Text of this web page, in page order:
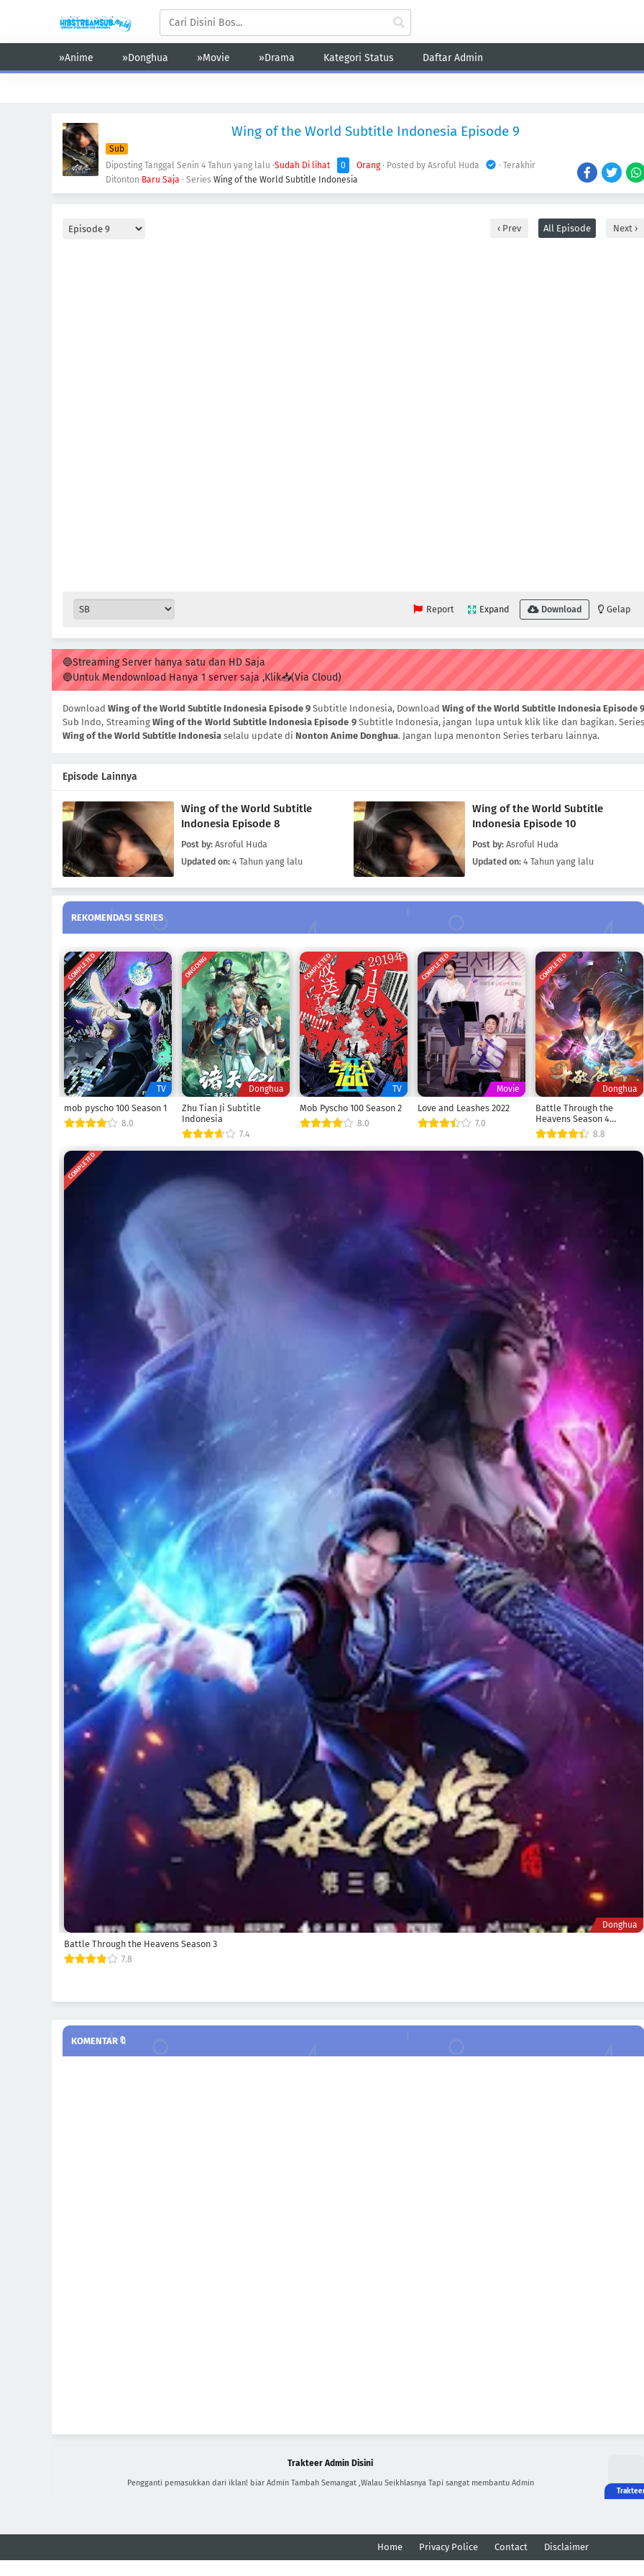
»Anime »Donghua »Movie »Drama Kategori Status Daftar Admin
Wing of the World Subtitle Indonesia Episode 9
Sub
Diposting Tanggal Senin 4 Tahun yang lalu ·Sudah Di lihat 0 Orang · Posted by Asroful Huda
· Terakhir
Ditonton Baru Saja · Series Wing of the World Subtitle Indonesia
Prev All Episode Next
Report Expand Download Gelap
🔵Streaming Server hanya satu dan HD Saja
🔵Untuk Mendownload Hanya 1 server saja ,Klik📥(Via Cloud)
Download Wing of the World Subtitle Indonesia Episode 9 Subtitle Indonesia, Download Wing of the World Subtitle Indonesia Episode 9
Sub Indo, Streaming Wing of the World Subtitle Indonesia Episode 9Subtitle Indonesia, jangan lupa untuk klik like dan bagikan. Series
Wing of the World Subtitle Indonesia selalu update di Nonton Anime Donghua. Jangan lupa menonton Series terbaru lainnya.
Episode Lainnya
Wing of the World Subtitle
Indonesia Episode 8
Post by: Asroful Huda
Updated on: 4 Tahun yang lalu
Wing of the World Subtitle
Indonesia Episode 10
Post by: Asroful Huda
Updated on: 4 Tahun yang lalu
REKOMENDASI SERIES
COMPLETED
TV
mob pyscho 100 Season 1
8.0
ONGOING
Donghua
Zhu Tian Ji Subtitle
Indonesia
7.4
COMPLETED
TV
Mob Pyscho 100 Season 2
8.0
COMPLETED
Movie
Love and Leashes 2022
7.0
COMPLETED
Donghua
Battle Through the
Heavens Season 4
Episode 1
8.8
COMPLETED
Donghua
Battle Through the Heavens Season 3
7.8
KOMENTAR🔖
Trakteer Admin Disini
Pengganti pemasukkan dari iklan! biar Admin Tambah Semangat ,Walau Seikhlasnya Tapi sangat membantu Admin
Home Privacy Police Contact Disclaimer